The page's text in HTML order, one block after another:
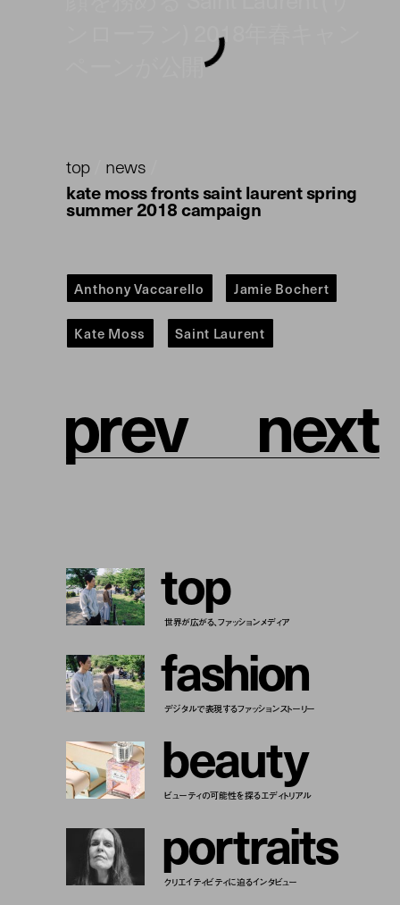
ンローラン) 2018年春キャン
top/ news
kate moss fronts saint laurent spring
summer 2018 campaign
Anthony Vaccarello Jamie Bochert
Kate Moss Saint Laurent
prev next
top
世界が広がる、ファッションメディア
fashion
デジタルで表現するファッションストーリー
beauty
ビューティの可能性を探るエディトリアル
portraits
クリエイティビティに迫るインタビュー